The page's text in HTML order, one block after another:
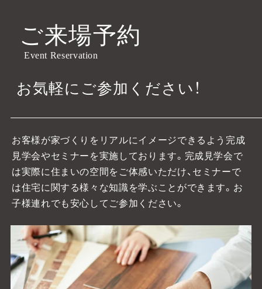
ご来場予約
Event Reservation
お気軽にご参加ください！
お客様が家づくりをリアルにイメージできるよう完成
見学会やセミナーを実施しております。 完成見学会で
は実際に住まいの空間をご体感いただけ、セミナーで
は住宅に関する様々な知識を学ぶことができます。お
子様連れでも安心してご参加ください。